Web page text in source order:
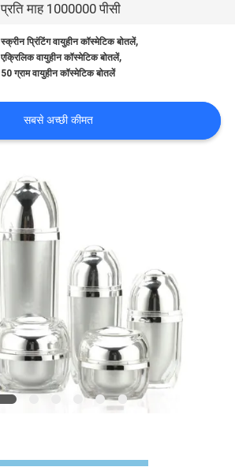
प्रति माह 1000000 पीसी
स्क्रीन प्रिंटिंग वायुहीन कॉस्मेटिक बोतलें,
एक्रिलिक वायुहीन कॉस्मेटिक बोतलें,
50 ग्राम वायुहीन कॉस्मेटिक बोतलें
सबसे अच्छी कीमत